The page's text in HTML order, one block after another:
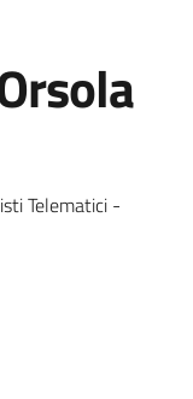
Telematici -